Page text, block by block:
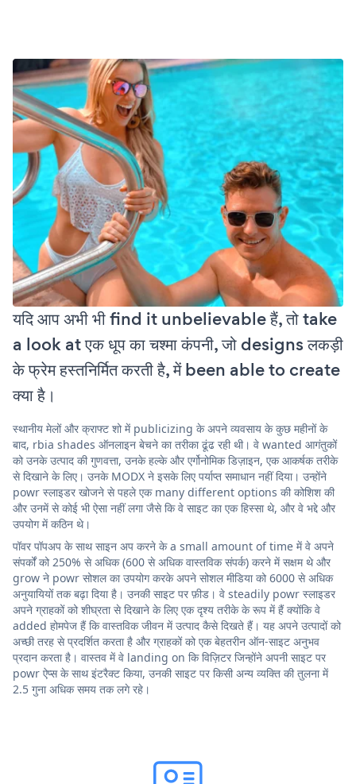
यदि आप अभी भी find it unbelievable हैं, तो take
a look at एक धूप का चश्मा कंपनी, जो designs लकड़ी
के फ्रेम हस्तनिर्मित करती है, में been able to create
क्या है।
स्थानीय मेलों और क्राफ्ट शो में publicizing के अपने व्यवसाय के कुछ महीनों के
बाद, rbia shades ऑनलाइन बेचने का तरीका ढूंढ रही थी। वे wanted आगंतुकों
को उनके उत्पाद की गुणवत्ता, उनके हल्के और एर्गोनोमिक डिज़ाइन, एक आकर्षक तरीके
से दिखाने के लिए। उनके MODX ने इसके लिए पर्याप्त समाधान नहीं दिया। उन्होंने
powr स्लाइडर खोजने से पहले एक many different options की कोशिश की
और उनमें से कोई भी ऐसा नहीं लगा जैसे कि वे साइट का एक हिस्सा थे, और वे भद्दे और
उपयोग में कठिन थे।
पॉवर पॉपअप के साथ साइन अप करने के a small amount of time में वे अपने
संपर्कों को 250% से अधिक (600 से अधिक वास्तविक संपर्क) करने में सक्षम थे और
grow ने powr सोशल का उपयोग करके अपने सोशल मीडिया को 6000 से अधिक
अनुयायियों तक बढ़ा दिया है। उनकी साइट पर फ़ीड। वे steadily powr स्लाइडर
अपने ग्राहकों को शीघ्रता से दिखाने के लिए एक दृश्य तरीके के रूप में हैं क्योंकि वे
added होमपेज हैं कि वास्तविक जीवन में उत्पाद कैसे दिखते हैं। यह अपने उत्पादों को
अच्छी तरह से प्रदर्शित करता है और ग्राहकों को एक बेहतरीन ऑन-साइट अनुभव
प्रदान करता है। वास्तव में वे landing on कि विज़िटर जिन्होंने अपनी साइट पर
powr ऐप्स के साथ इंटरैक्ट किया, उनकी साइट पर किसी अन्य व्यक्ति की तुलना में
2.5 गुना अधिक समय तक लगे रहे।